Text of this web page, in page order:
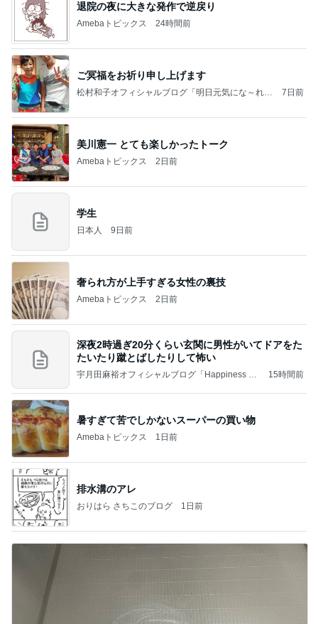
退院の夜に大きな発作で逆戻り
Amebaトピックス 24時間前
ご冥福をお祈り申し上げます
松村和子オフィシャルブログ「明日元気にな～れ」
7日前
美川憲一 とても楽しかったトーク
Amebaトピックス 2日前
学生
日本人 9日前
奢られ方が上手すぎる女性の裏技
Amebaトピックス 2日前
深夜2時過ぎ20分くらい玄関に男性がいてドアをた
たいたり蹴とばしたりして怖い
宇月田麻裕オフィシャルブログ「Happiness Fa
15時間前
暑すぎて苦でしかないスーパーの買い物
Amebaトピックス 1日前
排水溝のアレ
おりはら さちこのブログ 1日前